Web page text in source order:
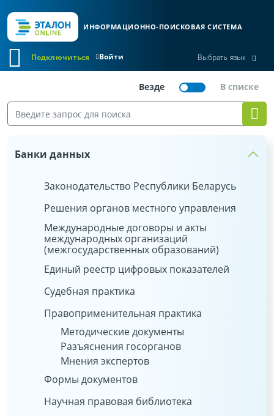
ИНФОРМАЦИОННО-ПОИСКОВАЯ СИСТЕМА
Войти
Подключиться Выбрать язык
Банки данных
Законодательство Республики Беларусь
Решения органов местного управления
Международные договоры и акты
международных организаций
(межгосударственных образований)
Единый реестр цифровых показателей
Судебная практика
Правоприменительная практика
Методические документы
Разъяснения госорганов
Мнения экспертов
Формы документов
Научная правовая библиотека